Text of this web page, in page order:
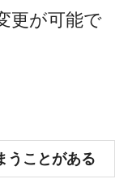
更が可能で
うことがある